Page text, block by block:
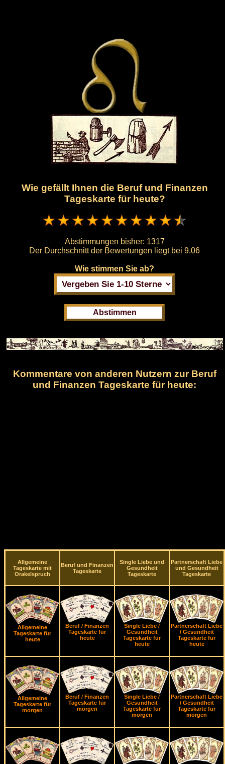
Wie gefällt Ihnen die Beruf und Finanzen
Tageskarte für heute?
Abstimmungen bisher: 1317
Der Durchschnitt der Bewertungen liegt bei 9.06
Wie stimmen Sie ab?
Kommentare von anderen Nutzern zur Beruf
und Finanzen Tageskarte für heute:
Allgemeine
Tageskarte mit
Orakelspruch
Beruf und Finanzen
Tageskarte
Single Liebe und
Gesundheit
Tageskarte
Partnerschaft Liebe
und Gesundheit
Tageskarte
Allgemeine
Tageskarte für
heute
Beruf / Finanzen
Tageskarte für
heute
Single Liebe /
Gesundheit
Tageskarte für
heute
Partnerschaft Liebe
/ Gesundheit
Tageskarte für
heute
Allgemeine
Tageskarte für
morgen
Beruf / Finanzen
Tageskarte für
morgen
Single Liebe /
Gesundheit
Tageskarte für
morgen
Partnerschaft Liebe
/ Gesundheit
Tageskarte für
morgen